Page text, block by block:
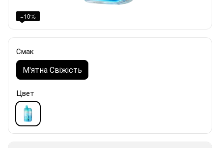
−10%
Смак
М'ятна Свіжість
Цвет